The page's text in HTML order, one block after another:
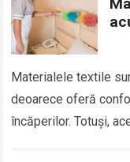
Materialele textile
deoarece oferă
încăperilor. Totuși,